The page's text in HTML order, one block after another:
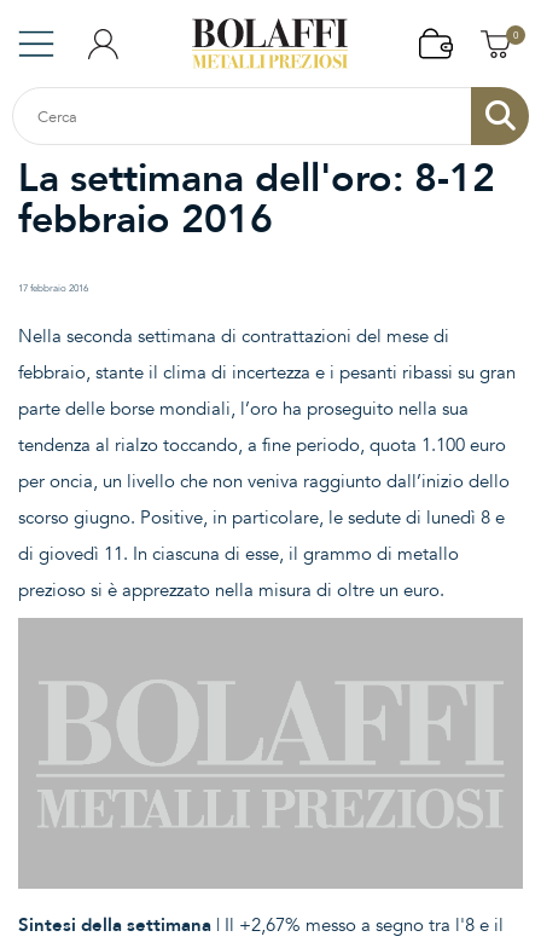
0
La settimana dell'oro: 8-12
febbraio 2016
17 febbraio 2016
Nella seconda settimana di contrattazioni del mese di
febbraio, stante il clima di incertezza e i pesanti ribassi su gran
parte delle borse mondiali, l’oro ha proseguito nella sua
tendenza al rialzo toccando, a fine periodo, quota 1.100 euro
per oncia, un livello che non veniva raggiunto dall’inizio dello
scorso giugno. Positive, in particolare, le sedute di lunedì 8 e
di giovedì 11. In ciascuna di esse, il grammo di metallo
prezioso si è apprezzato nella misura di oltre un euro.
Sintesi della settimana | Il +2,67% messo a segno tra l'8 e il